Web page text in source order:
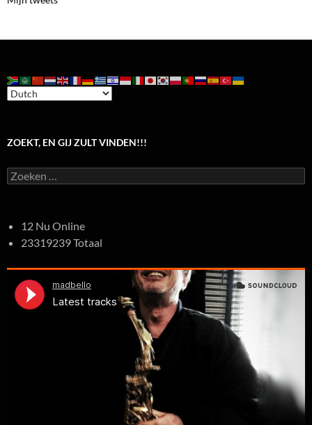
ZOEKT, EN GIJ ZULT VINDEN!!!
Zoeken
naar:
12 Nu Online
23319239 Totaal